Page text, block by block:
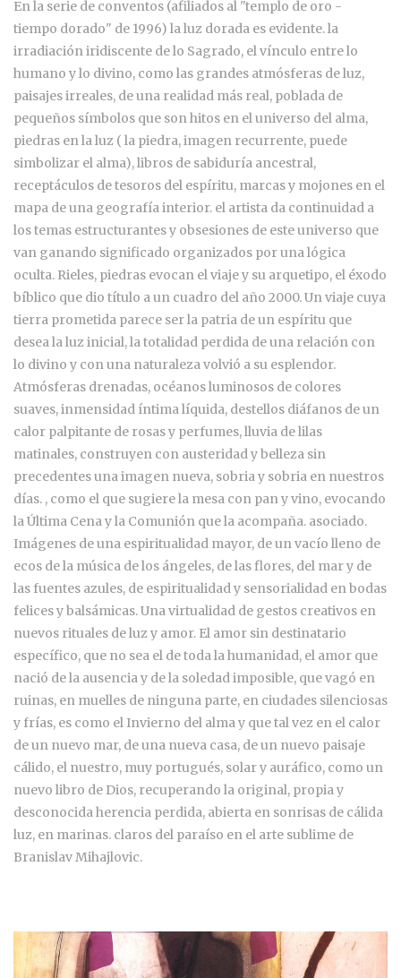
En la serie de conventos (afiliados al "templo de oro -
tiempo dorado" de 1996) la luz dorada es evidente. la
irradiación iridiscente de lo Sagrado, el vínculo entre lo
humano y lo divino, como las grandes atmósferas de luz,
paisajes irreales, de una realidad más real, poblada de
pequeños símbolos que son hitos en el universo del alma,
piedras en la luz ( la piedra, imagen recurrente, puede
simbolizar el alma), libros de sabiduría ancestral,
receptáculos de tesoros del espíritu, marcas y mojones en el
mapa de una geografía interior. el artista da continuidad a
los temas estructurantes y obsesiones de este universo que
van ganando significado organizados por una lógica
oculta. Rieles, piedras evocan el viaje y su arquetipo, el éxodo
bíblico que dio título a un cuadro del año 2000. Un viaje cuya
tierra prometida parece ser la patria de un espíritu que
desea la luz inicial, la totalidad perdida de una relación con
lo divino y con una naturaleza volvió a su esplendor.
Atmósferas drenadas, océanos luminosos de colores
suaves, inmensidad íntima líquida, destellos diáfanos de un
calor palpitante de rosas y perfumes, lluvia de lilas
matinales, construyen con austeridad y belleza sin
precedentes una imagen nueva, sobria y sobria en nuestros
días. , como el que sugiere la mesa con pan y vino, evocando
la Última Cena y la Comunión que la acompaña. asociado.
Imágenes de una espiritualidad mayor, de un vacío lleno de
ecos de la música de los ángeles, de las flores, del mar y de
las fuentes azules, de espiritualidad y sensorialidad en bodas
felices y balsámicas. Una virtualidad de gestos creativos en
nuevos rituales de luz y amor. El amor sin destinatario
específico, que no sea el de toda la humanidad, el amor que
nació de la ausencia y de la soledad imposible, que vagó en
ruinas, en muelles de ninguna parte, en ciudades silenciosas
y frías, es como el Invierno del alma y que tal vez en el calor
de un nuevo mar, de una nueva casa, de un nuevo paisaje
cálido, el nuestro, muy portugués, solar y auráfico, como un
nuevo libro de Dios, recuperando la original, propia y
desconocida herencia perdida, abierta en sonrisas de cálida
luz, en marinas. claros del paraíso en el arte sublime de
Branislav Mihajlovic.